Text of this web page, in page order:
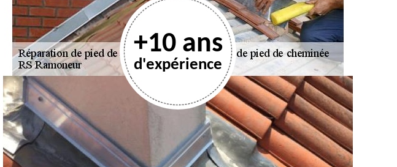
+10 ans
d'expérience